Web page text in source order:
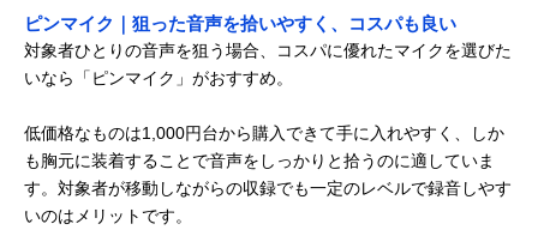
ピンマイク｜狙った音声を拾いやすく、コスパも良い
対象者ひとりの音声を狙う場合、コスパに優れたマイクを選びた
いなら「ピンマイク」がおすすめ。
低価格なものは1,000円台から購入できて手に入れやすく、しか
も胸元に装着することで音声をしっかりと拾うのに適していま
す。対象者が移動しながらの収録でも一定のレベルで録音しやす
いのはメリットです。